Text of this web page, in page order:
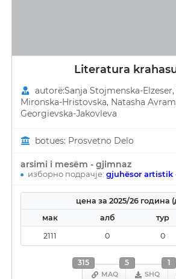
Literatura
autorë:Sanja Stojmenska-
Mironska-Hristovska, Natasha
Georgievska-Јakovleva
botues: Prosvetno Delo
arsimi i mesëm - gjimnaz
изборно подрачје:gjuhësor artistik
цена за 2025/26 година
мак
алб тур
2111
0 0
MAQ
315
SHQ
5 1